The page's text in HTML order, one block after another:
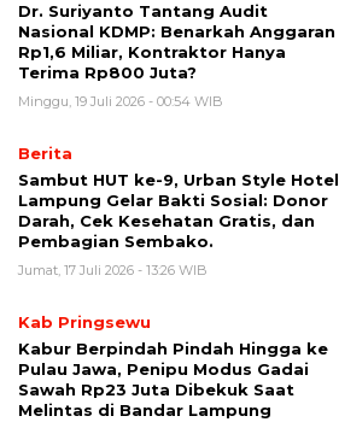
Dr. Suriyanto Tantang Audit
Nasional KDMP: Benarkah Anggaran
Rp1,6 Miliar, Kontraktor Hanya
Terima Rp800 Juta?
Minggu, 19 Juli 2026 - 00:54 WIB
Berita
Sambut HUT ke-9, Urban Style Hotel
Lampung Gelar Bakti Sosial: Donor
Darah, Cek Kesehatan Gratis, dan
Pembagian Sembako.
Jumat, 17 Juli 2026 - 13:26 WIB
Kab Pringsewu
Kabur Berpindah Pindah Hingga ke
Pulau Jawa, Penipu Modus Gadai
Sawah Rp23 Juta Dibekuk Saat
Melintas di Bandar Lampung